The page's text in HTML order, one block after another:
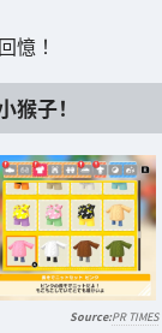
憶！
子！
PR TIMES